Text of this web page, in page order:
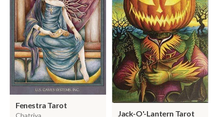
Fenestra Tarot
Chatriya
Jack-O'-Lantern Tarot